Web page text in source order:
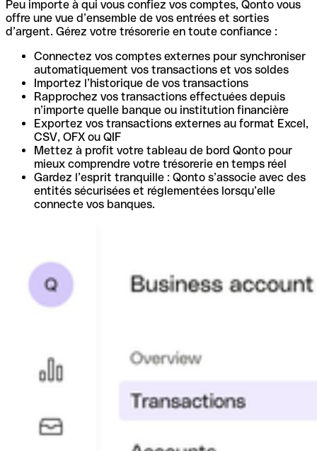
Peu importe à qui vous confiez vos comptes, Qonto vous
offre une vue d’ensemble de vos entrées et sorties
d’argent. Gérez votre trésorerie en toute confiance :
Connectez vos comptes externes pour synchroniser
automatiquement vos transactions et vos soldes
Importez l’historique de vos transactions
Rapprochez vos transactions effectuées depuis
n’importe quelle banque ou institution financière
Exportez vos transactions externes au format Excel,
CSV, OFX ou QIF
Mettez à profit votre tableau de bord Qonto pour
mieux comprendre votre trésorerie en temps réel
Gardez l’esprit tranquille : Qonto s’associe avec des
entités sécurisées et réglementées lorsqu’elle
connecte vos banques.